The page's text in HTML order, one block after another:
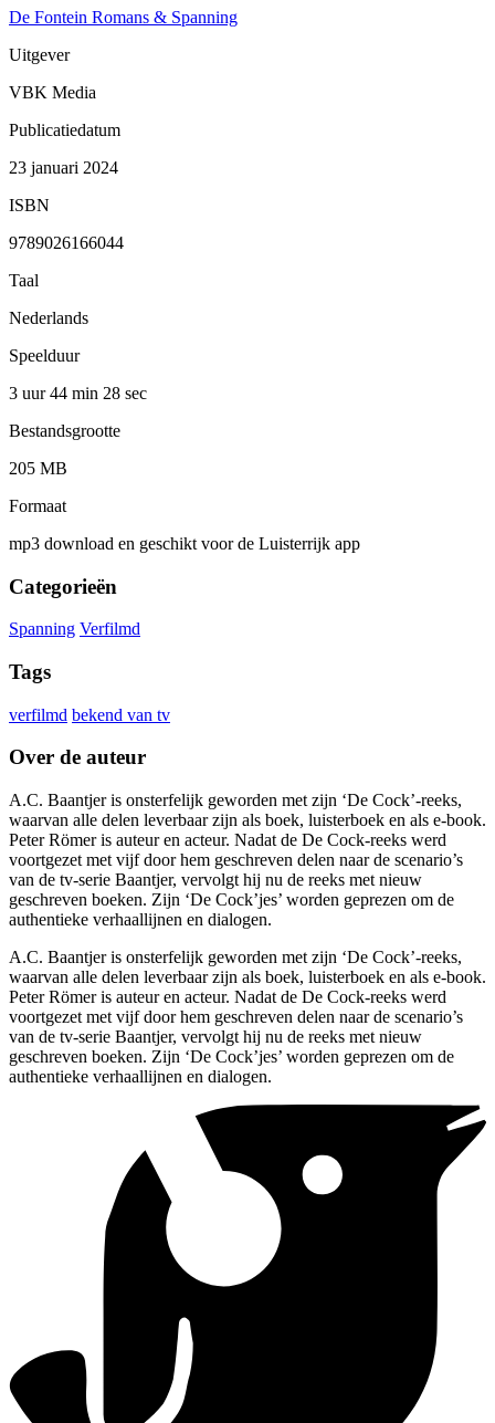
De Fontein Romans & Spanning
Uitgever
VBK Media
Publicatiedatum
23 januari 2024
ISBN
9789026166044
Taal
Nederlands
Speelduur
3 uur 44 min 28 sec
Bestandsgrootte
205 MB
Formaat
mp3 download en geschikt voor de Luisterrijk app
Categorieën
Spanning Verfilmd
Tags
verfilmd bekend van tv
Over de auteur
A.C. Baantjer is onsterfelijk geworden met zijn ‘De Cock’-reeks,
waarvan alle delen leverbaar zijn als boek, luisterboek en als e-book.
Peter Römer is auteur en acteur. Nadat de De Cock-reeks werd
voortgezet met vijf door hem geschreven delen naar de scenario’s
van de tv-serie Baantjer, vervolgt hij nu de reeks met nieuw
geschreven boeken. Zijn ‘De Cock’jes’ worden geprezen om de
authentieke verhaallijnen en dialogen.
A.C. Baantjer is onsterfelijk geworden met zijn ‘De Cock’-reeks,
waarvan alle delen leverbaar zijn als boek, luisterboek en als e-book.
Peter Römer is auteur en acteur. Nadat de De Cock-reeks werd
voortgezet met vijf door hem geschreven delen naar de scenario’s
van de tv-serie Baantjer, vervolgt hij nu de reeks met nieuw
geschreven boeken. Zijn ‘De Cock’jes’ worden geprezen om de
authentieke verhaallijnen en dialogen.